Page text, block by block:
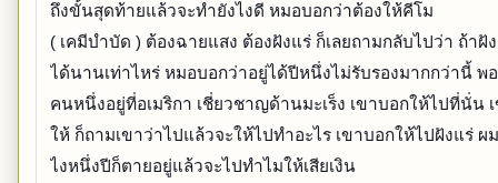
ถึงขั้นสุดท้ายแล้วจะทำยังไงดี หมอบอกว่าต้องให้คีโม
( เคมีบำบัด ) ต้องฉายแสง ต้องฝังแร่ ก็เลยถามกลับไปว่า ถ้าฝั
ได้นานเท่าไหร่ หมอบอกว่าอยู่ได้ปีหนึ่งไม่รับรองมากกว่านี้ พ
คนหนึ่งอยู่ที่อเมริกา เชี่ยวชาญด้านมะเร็ง เขาบอกให้ไปที่นั่น
ให้ ก็ถามเขาว่าไปแล้วจะให้ไปทำอะไร เขาบอกให้ไปฝังแร่ ผ
ไงหนึ่งปีก็ตายอยู่แล้วจะไปทำไมให้เสียเงิน